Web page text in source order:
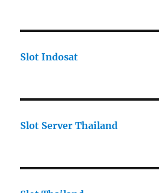
Slot Indosat
Slot Server Thailand